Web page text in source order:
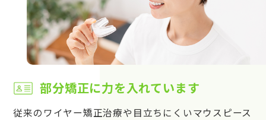
部分矯正に力を入れています
従来のワイヤー矯正治療や目立ちにくいマウスピース